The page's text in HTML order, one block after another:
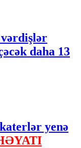
vərdişlər
daha 13
yenə